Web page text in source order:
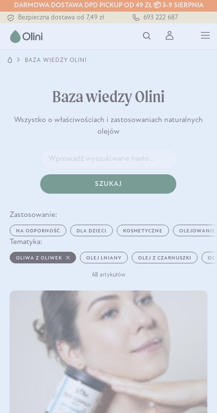
DARMOWA DOSTAWA DPD PICKUP OD 49 ZŁ 📦 3-9 SIERPNIA
Tłoczony zawsze na zimno
Bezpieczna dostawa od 7,49 zł
Tłoczony zawsze na zimno
693 222 687
BAZA WIEDZY OLINI
Baza wiedzy Olini
Wszystko o właściwościach i zastosowaniach naturalnych
olejów
SZUKAJ
Zastosowanie:
NA ODPORNOŚĆ DLA DZIECI KOSMETYCZNE OLEJOWANIE
Tematyka:
OLIWA Z OLIWEK OLEJ LNIANY OLEJ Z CZARNUSZKI
68 artykułów